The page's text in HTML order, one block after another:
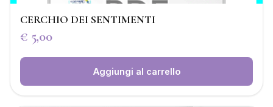
CERCHIO DEI SENTIMENTI
€ 5,00
Aggiungi al carrello